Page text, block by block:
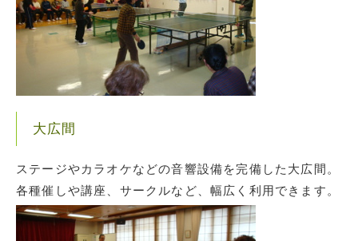
大広間
ステージやカラオケなどの音響設備を完備した大広間。
各種催しや講座、サークルなど、幅広く利用できます。